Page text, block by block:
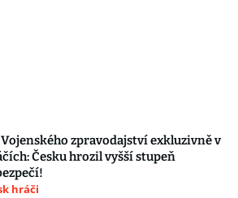
Vojenského zpravodajství exkluzivně v
Česku hrozil vyšší stupeň
hráči